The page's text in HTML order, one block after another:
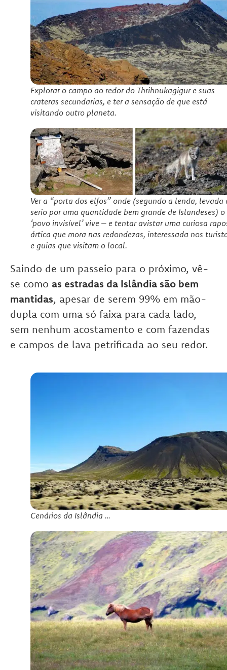
Explorar o campo ao redor do Thrihnukagigur e suas
crateras secundarias, e ter a sensação de que está
visitando outro planeta.
Ver a “porta dos elfos” onde (segundo a lenda, levada
serio por uma quantidade bem grande de Islandeses) o
‘povo invisível’ vive – e tentar avistar uma curiosa
ártica que mora nas redondezas, interessada nos
e guias que visitam o local.
Saindo de um passeio para o próximo, vê-
se como as estradas da Islândia são bem
mantidas, apesar de serem 99% em mão-
dupla com uma só faixa para cada lado,
sem nenhum acostamento e com fazendas
e campos de lava petrificada ao seu redor.
Cenários da Islândia …